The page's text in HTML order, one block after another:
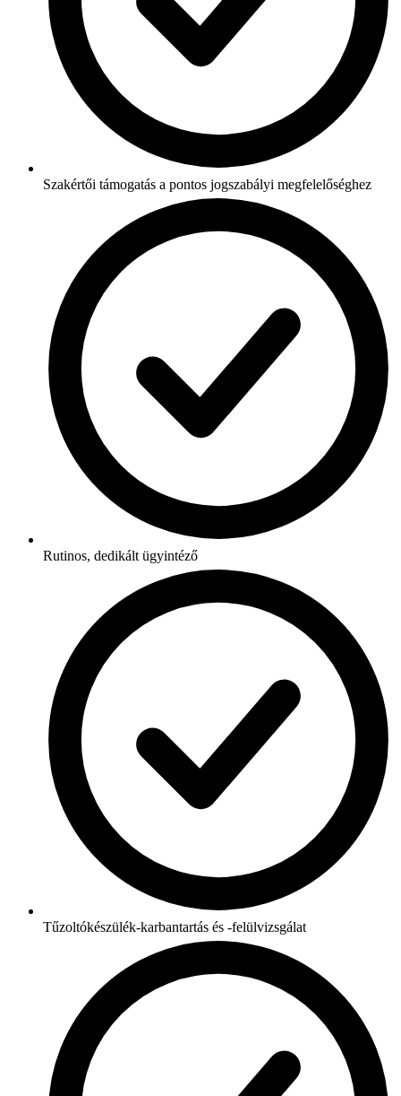
Szakértői támogatás a pontos jogszabályi megfelelőséghez
Rutinos, dedikált ügyintéző
Tűzoltókészülék-karbantartás és -felülvizsgálat